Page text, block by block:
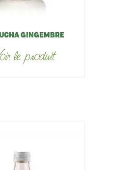
GINGEMBRE
le produit